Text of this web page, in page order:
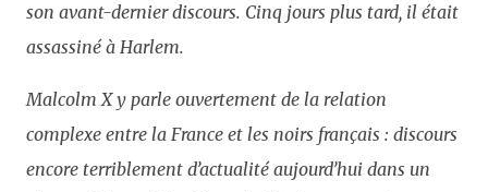
son avant-dernier discours. Cinq jours plus tard, il était
assassiné à Harlem.
Malcolm X y parle ouvertement de la relation
complexe entre la France et les noirs français : discours
encore terriblement d’actualité aujourd’hui dans un